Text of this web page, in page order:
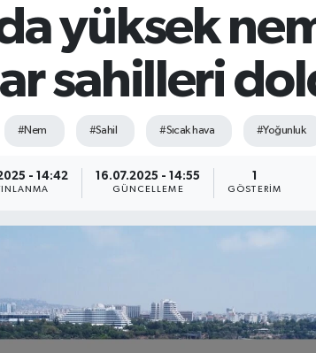
yüksek
sahilleri
#Nem #Sahil #Sıcak hava #Yoğunluk
- 14:42 16.07.2025 - 14:55
GÜNCELLEME GÖSTERIM